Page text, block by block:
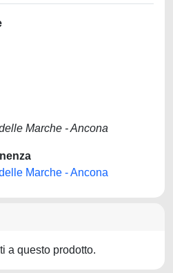
Marche - Ancona
Marche - Ancona
a questo prodotto.